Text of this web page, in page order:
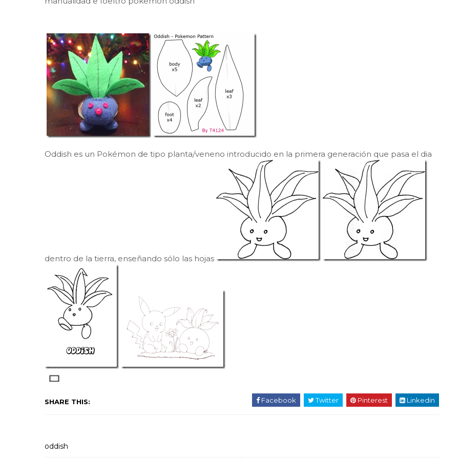
Oddish es un Pokémon de tipo planta/veneno introducido en la primera generación que pasa el dia
dentro de la tierra, enseñando sólo las hojas
SHARE THIS: Facebook Twitter Pinterest Linkedin
oddish